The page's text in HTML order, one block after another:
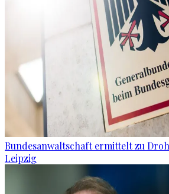
Bundesanwaltschaft ermittelt zu
Leipzig